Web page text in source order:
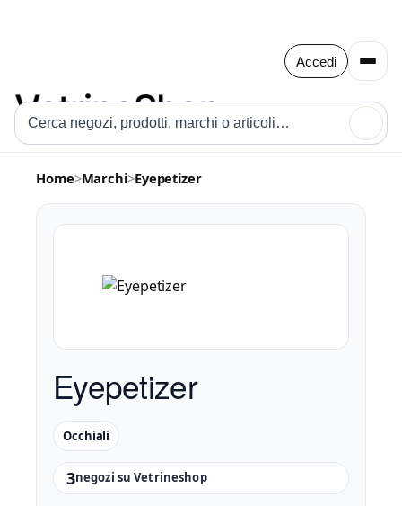
Accedi
Home>Marchi>Eyepetizer
Eyepetizer
3negozi su Vetrineshop
Occhiali